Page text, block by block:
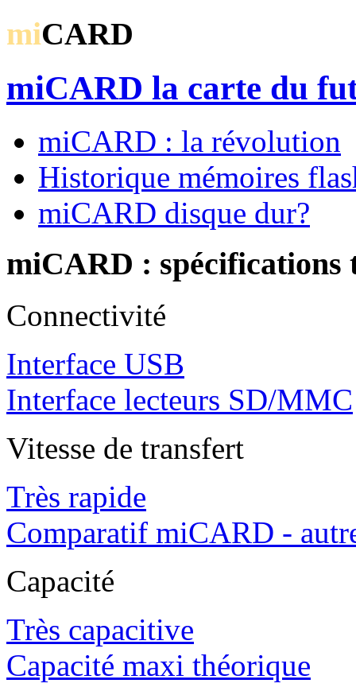
miCARD
miCARD la carte du
miCARD : la révolution
Historique mémoires
miCARD disque dur?
miCARD : spécifications
Connectivité
Interface USB
Interface lecteurs SD/MMC
Vitesse de transfert
Très rapide
Comparatif miCARD -
Capacité
Très capacitive
Capacité maxi théorique